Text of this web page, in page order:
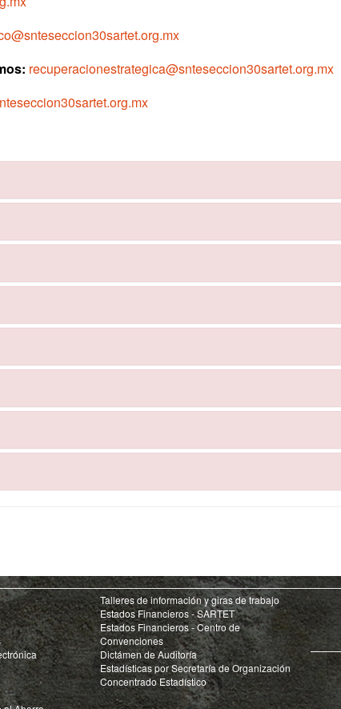
recuperacionestrategica@snteseccion30sartet.org.mx
Talleres de información y giras de trabajo
Estados Financieros - SARTET
Estados Financieros - Centro de
Convenciones
Dictámen de Auditoría
Estadísticas por Secretaría de Organización
Concentrado Estadístico